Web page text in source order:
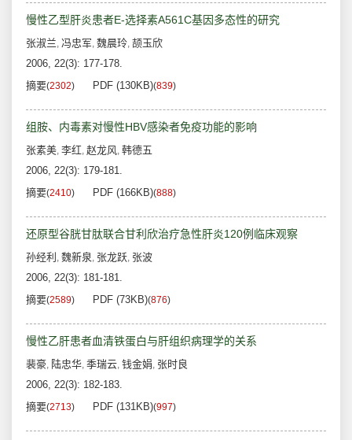
慢性乙型肝炎患者E-选择素A561C基因多态性的研究
张淑兰, 冯忠军, 魏晨玲, 颉玉欣
2006, 22(3): 177-178.
摘要(2302) PDF (130KB)(839)
组胺、内毒素对慢性HBV感染者免疫功能的影响
张素美, 李红, 赵龙风, 韩德五
2006, 22(3): 179-181.
摘要(2410) PDF (166KB)(888)
还原型谷胱甘肽联合甘利欣治疗急性肝炎120例临床观察
孙经利 , 魏新泉, 张龙跃, 张波
2006, 22(3): 181-181.
摘要(2589) PDF (73KB)(876)
慢性乙肝患者血清铁蛋白与肝组织病理学的关系
裴豪, 陆忠华, 季瑞云, 钱金娟, 张时良
2006, 22(3): 182-183.
摘要(2713) PDF (131KB)(997)